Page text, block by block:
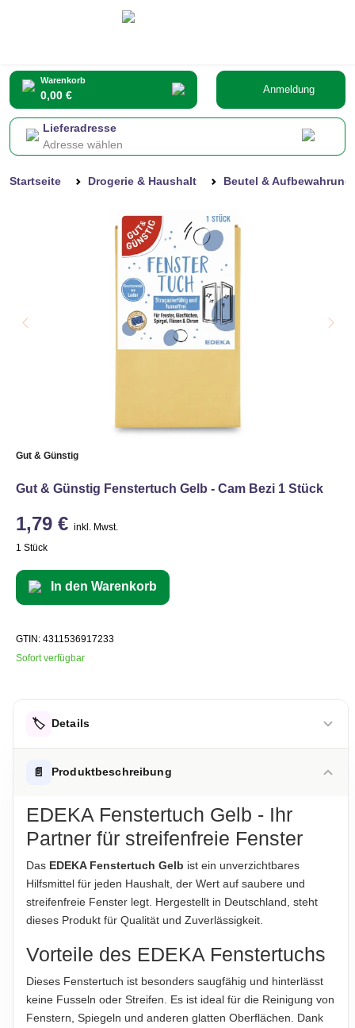
Warenkorb
0,00 € Anmeldung
Lieferadresse
Adresse wählen
Startseite Drogerie & Haushalt Beutel & Aufbewahrung
Gut & Günstig
Gut & Günstig Fenstertuch Gelb - Cam Bezi 1 Stück
1,79 € inkl. Mwst.
1 Stück
In den Warenkorb
GTIN: 4311536917233
Sofort verfügbar
🏷️ Details
AUFBEWAHRUNGSHINWEIS
HERKUNFTSLAND
Deutschland
ABTROPFGEWICHT
1 Stück
NETTOFÜLLMENGE
Hinweis zur Haftung: Für die vorstehenden Angaben wird keine Haftung
übernommen. Bitte prüfen Sie die Angaben auf der jeweiligen
Produktverpackung; nur diese sind verbindlich.
📄 Produktbeschreibung
EDEKA Fenstertuch Gelb - Ihr
Partner für streifenfreie Fenster
Das EDEKA Fenstertuch Gelb ist ein unverzichtbares
Hilfsmittel für jeden Haushalt, der Wert auf saubere und
streifenfreie Fenster legt. Hergestellt in Deutschland, steht
dieses Produkt für Qualität und Zuverlässigkeit.
Vorteile des EDEKA Fenstertuchs
Dieses Fenstertuch ist besonders saugfähig und hinterlässt
keine Fusseln oder Streifen. Es ist ideal für die Reinigung von
Fenstern, Spiegeln und anderen glatten Oberflächen. Dank